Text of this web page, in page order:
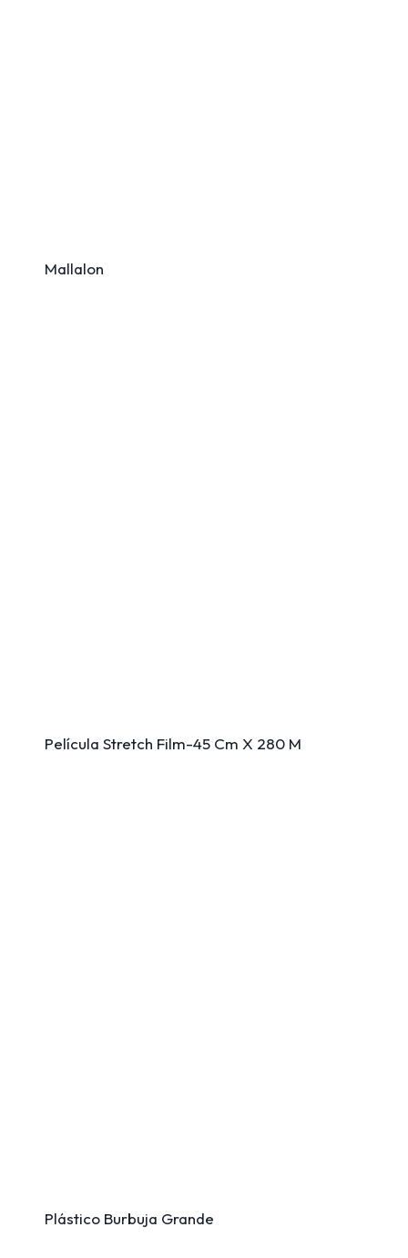
Mallalon
Película Stretch Film-45 Cm X 280 M
Plástico Burbuja Grande